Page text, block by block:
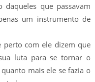
daqueles que passavam
um instrumento de
perto com ele dizem que
luta para se tornar o
mais ele se fazia o